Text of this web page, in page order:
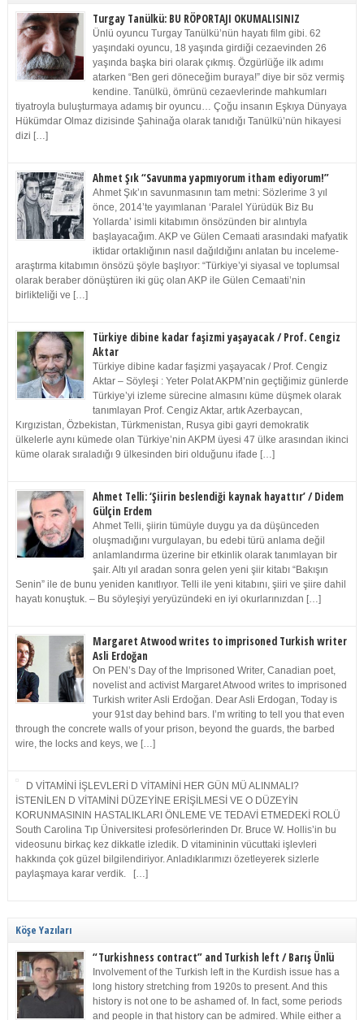
Turgay Tanülkü: BU RÖPORTAJI OKUMALISINIZ
Ünlü oyuncu Turgay Tanülkü’nün hayatı film gibi. 62
yaşındaki oyuncu, 18 yaşında girdiği cezaevinden 26
yaşında başka biri olarak çıkmış. Özgürlüğe ilk adımı
atarken “Ben geri döneceğim buraya!” diye bir söz vermiş
kendine. Tanülkü, ömrünü cezaevlerinde mahkumları
tiyatroyla buluşturmaya adamış bir oyuncu… Çoğu insanın Eşkıya Dünyaya
Hükümdar Olmaz dizisinde Şahinağa olarak tanıdığı Tanülkü’nün hikayesi
dizi […]
Ahmet Şık “Savunma yapmıyorum itham ediyorum!”
Ahmet Şık’ın savunmasının tam metni: Sözlerime 3 yıl
önce, 2014’te yayımlanan ‘Paralel Yürüdük Biz Bu
Yollarda’ isimli kitabımın önsözünden bir alıntıyla
başlayacağım. AKP ve Gülen Cemaati arasındaki mafyatik
iktidar ortaklığının nasıl dağıldığını anlatan bu inceleme-
araştırma kitabımın önsözü şöyle başlıyor: “Türkiye’yi siyasal ve toplumsal
olarak beraber dönüştüren iki güç olan AKP ile Gülen Cemaati’nin
birlikteliği ve […]
Türkiye dibine kadar faşizmi yaşayacak / Prof. Cengiz
Aktar
Türkiye dibine kadar faşizmi yaşayacak / Prof. Cengiz
Aktar – Söyleşi : Yeter Polat AKPM’nin geçtiğimiz günlerde
Türkiye’yi izleme sürecine almasını küme düşmek olarak
tanımlayan Prof. Cengiz Aktar, artık Azerbaycan,
Kırgızistan, Özbekistan, Türkmenistan, Rusya gibi gayri demokratik
ülkelerle aynı kümede olan Türkiye’nin AKPM üyesi 47 ülke arasından ikinci
küme olarak sıraladığı 9 ülkesinden biri olduğunu ifade […]
Ahmet Telli: ‘Şiirin beslendiği kaynak hayattır’ / Didem
Gülçin Erdem
Ahmet Telli, şiirin tümüyle duygu ya da düşünceden
oluşmadığını vurgulayan, bu edebi türü anlama değil
anlamlandırma üzerine bir etkinlik olarak tanımlayan bir
şair. Altı yıl aradan sonra gelen yeni şiir kitabı “Bakışın
Senin” ile de bunu yeniden kanıtlıyor. Telli ile yeni kitabını, şiiri ve şiire dahil
hayatı konuştuk. – Bu söyleşiyi yeryüzündeki en iyi okurlarınızdan […]
Margaret Atwood writes to imprisoned Turkish writer
Asli Erdoğan
On PEN’s Day of the Imprisoned Writer, Canadian poet,
novelist and activist Margaret Atwood writes to imprisoned
Turkish writer Asli Erdoğan. Dear Asli Erdogan, Today is
your 91st day behind bars. I’m writing to tell you that even
through the concrete walls of your prison, beyond the guards, the barbed
wire, the locks and keys, we […]
D VİTAMİNİ İŞLEVLERİ D VİTAMİNİ HER GÜN MÜ ALINMALI?
İSTENİLEN D VİTAMİNİ DÜZEYİNE ERİŞİLMESİ VE O DÜZEYİN
KORUNMASININ HASTALIKLARI ÖNLEME VE TEDAVİ ETMEDEKİ ROLÜ
South Carolina Tıp Üniversitesi profesörlerinden Dr. Bruce W. Hollis’in bu
videosunu birkaç kez dikkatle izledik. D vitamininin vücuttaki işlevleri
hakkında çok güzel bilgilendiriyor. Anladıklarımızı özetleyerek sizlerle
paylaşmaya karar verdik. […]
Köşe Yazıları
“Turkishness contract” and Turkish left / Barış Ünlü
Involvement of the Turkish left in the Kurdish issue has a
long history stretching from 1920s to present. And this
history is not one to be ashamed of. In fact, some periods
and people in that history can be admired. While either a